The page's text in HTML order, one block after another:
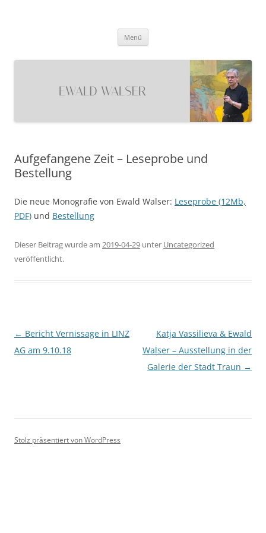
Menü
Aufgefangene Zeit – Leseprobe und
Bestellung
Die neue Monografie von Ewald Walser: Leseprobe (12Mb,
PDF) und Bestellung
Dieser Beitrag wurde am 2019-04-29 unter Uncategorized
veröffentlicht.
Beitrags-
Navigation
← Bericht Vernissage in LINZ
AG am 9.10.18
Katja Vassilieva & Ewald
Walser – Ausstellung in der
Galerie der Stadt Traun →
Stolz präsentiert von WordPress